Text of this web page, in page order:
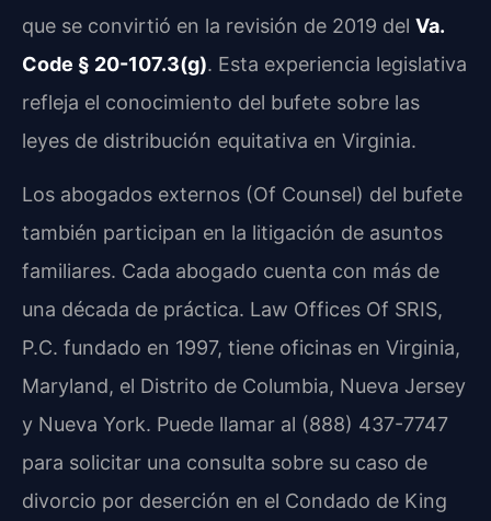
que se convirtió en la revisión de 2019 del Va.
Code § 20-107.3(g). Esta experiencia legislativa
refleja el conocimiento del bufete sobre las
leyes de distribución equitativa en Virginia.
Los abogados externos (Of Counsel) del bufete
también participan en la litigación de asuntos
familiares. Cada abogado cuenta con más de
una década de práctica. Law Offices Of SRIS,
P.C. fundado en 1997, tiene oficinas en Virginia,
Maryland, el Distrito de Columbia, Nueva Jersey
y Nueva York. Puede llamar al (888) 437-7747
para solicitar una consulta sobre su caso de
divorcio por deserción en el Condado de King